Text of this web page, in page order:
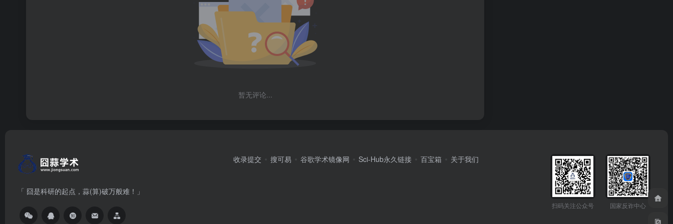
暂无评论...
「 囧是科研的起点，蒜(算)破万般难！」
收录提交 搜可易 谷歌学术镜像网 Sci-Hub永久链接 百宝箱 关于我们
扫码关注公众号 国家反诈中心